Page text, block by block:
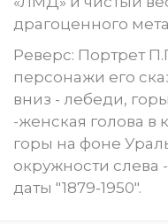
драгоценного
Реверс: Портрет
персонажи его
вниз - лебеди,
-женская голова
горы на фоне
окружности слева
даты "1879-1950".